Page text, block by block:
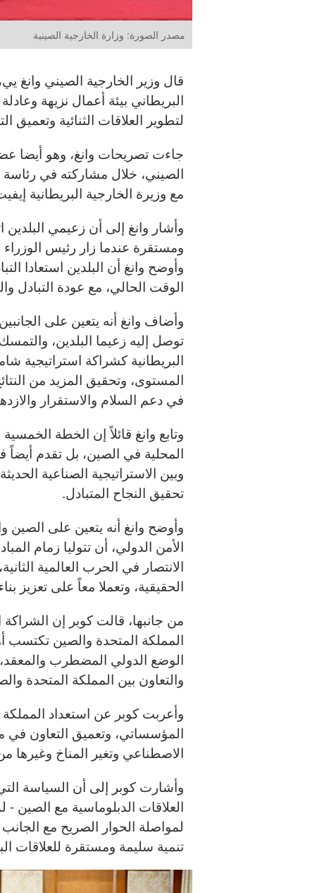
مصدر الصورة: وزارة الخارجية الصينية
قال وزير الخارجية الصيني وانغ
البريطاني بيئة أعمال نزيهة
لتطوير العلاقات الثنائية وتعميق
جاءت تصريحات وانغ، وهو أيضا
مع وزيرة الخارجية البريطانية
وأشار وانغ إلى أن زعيمي
ومستقرة عندما زار رئيس الوزراء
وأوضح وانغ أن البلدين استعادا
الوقت الحالي، مع عودة التبادل
وأضاف وانغ أنه يتعين على
توصل إليه زعيما البلدين،
البريطانية كشراكة استراتيجية
المستوى، وتحقيق المزيد من
في دعم السلام والاستقرار
المحلية في الصين، بل تقدم أيضاً
وبين الاستراتيجية الصناعية
تحقيق النجاح المتبادل.
وأوضح وانغ أنه يتعين على الصين
الأمن الدولي، أن تتوليا زمام
الانتصار في الحرب العالمية
الحقيقية، وتعملا معاً على تعزيز
من جانبها، قالت كوبر إن الشراكة
المملكة المتحدة والصين تكتسب
الوضع الدولي المضطرب
والتعاون بين المملكة المتحدة
وأعربت كوبر عن استعداد المملكة
المؤسساتي، وتعميق التعاون في
الاصطناعي وتغير المناخ وغيرها
وأشارت كوبر إلى أن السياسة
العلاقات الدبلوماسية مع الصين
لمواصلة الحوار الصريح مع
تنمية سليمة ومستقرة للعلاقات